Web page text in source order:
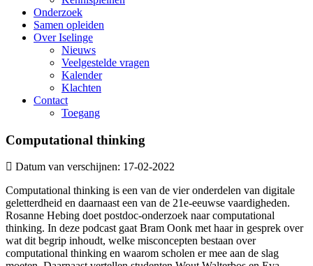
Onderzoek
Samen opleiden
Over Iselinge
Nieuws
Veelgestelde vragen
Kalender
Klachten
Contact
Toegang
Computational thinking
Datum van verschijnen: 17-02-2022
Computational thinking is een van de vier onderdelen van digitale
geletterdheid en daarnaast een van de 21e-eeuwse vaardigheden.
Rosanne Hebing doet postdoc-onderzoek naar computational
thinking. In deze podcast gaat Bram Oonk met haar in gesprek over
wat dit begrip inhoudt, welke misconcepten bestaan over
computational thinking en waarom scholen er mee aan de slag